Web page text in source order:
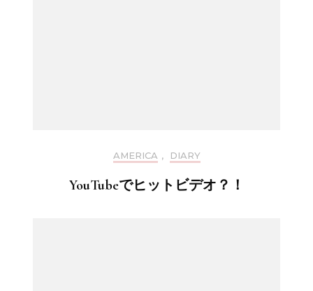
AMERICA , DIARY
YouTubeでヒットビデオ？！